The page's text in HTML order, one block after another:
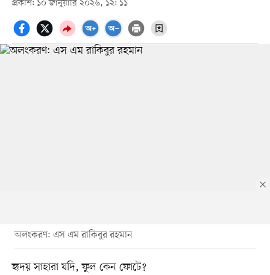
প্রকাশ: ১০ জানুয়ারি ২০২৬, ১২: ১১
অলংকরণ: এস এম রাকিবুর রহমান
হৃদয় সাহারা যদি, ফুল কেন ফোটে?